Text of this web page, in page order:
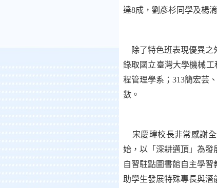
達8成，劉彥杉同學及楊
除了特色班表現優異之
錄取國立臺灣大學機械
程管理學系； 313簡宏芸、
數。
宋慶瑋校長非常感謝全
始，以「深耕邁頂」為發
自習駐點圖書館自主學
助學生發展特殊專長與潛